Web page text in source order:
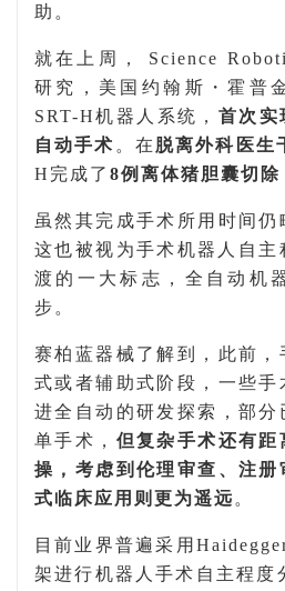
助。
就在上周， Science
研究
， 美国约翰斯・霍普
SRT-H机器人系统， 首次实
自动手术 。 在 脱离外科医生
H完成了 8例离体猪胆囊切除
虽然其完成手术所 用 时间仍
这也被视为手术机器人自主
渡的一大标志， 全自动机
步。
赛柏蓝器械了解到，此前，
式或者辅助式 阶段 ， 一些手
进全自动的研发探索，部分
单手术， 但复杂手术还有距
操，考虑到伦理审查、注册
式临床应用则更为遥远 。
目前业界普遍采用
架进行机器人手术自主程度